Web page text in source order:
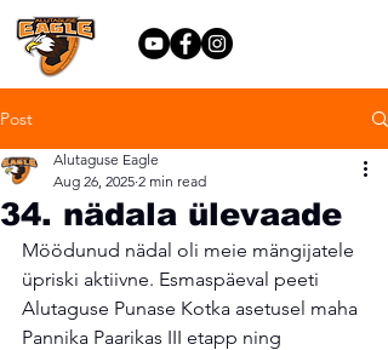
Post
34. nädala ülevaade
Alutaguse Eagle
Aug 26, 2025 2 min read
Möödunud nädal oli meie mängijatele
üpriski aktiivne. Esmaspäeval peeti
Alutaguse Punase Kotka asetusel maha
Pannika Paarikas III etapp ning